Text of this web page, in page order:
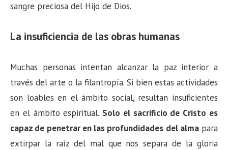
sangre preciosa del Hijo de Dios.
La insuficiencia de las obras humanas
Muchas personas intentan alcanzar la paz interior a
través del arte o la filantropía. Si bien estas actividades
son loables en el ámbito social, resultan insuficientes
en el ámbito espiritual. Solo el sacrificio de Cristo es
capaz de penetrar en las profundidades del almapara
extirpar la raíz del mal que nos separa de la gloria